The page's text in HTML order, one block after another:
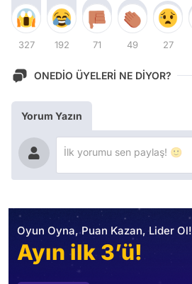
327 192 71 49 27
ONEDİO ÜYELERİ NE DİYOR?
Yorum Yazın
Oyun Oyna, Puan Kazan, Lider Ol!
Ayın ilk 3’ü!